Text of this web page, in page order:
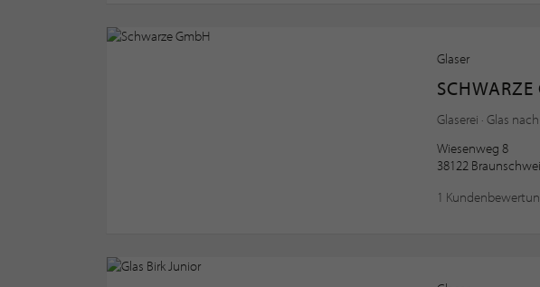
Glaser
SCHWARZE
Glaserei · Glas
Wiesenweg 8
38122
1